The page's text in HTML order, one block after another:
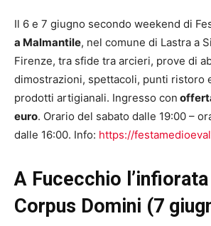
Il 6 e 7 giugno secondo weekend di
a Malmantile, nel comune di Lastra a
Firenze, tra sfide tra arcieri, prove di
dimostrazioni, spettacoli, punti ristoro
prodotti artigianali. Ingresso con
euro. Orario del sabato dalle 19:00 –
dalle 16:00. Info: https://
A Fucecchio l’infiorata
Corpus Domini (7